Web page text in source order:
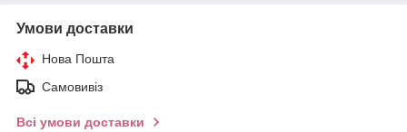
Умови доставки
Нова Пошта
Самовивіз
Всі умови доставки